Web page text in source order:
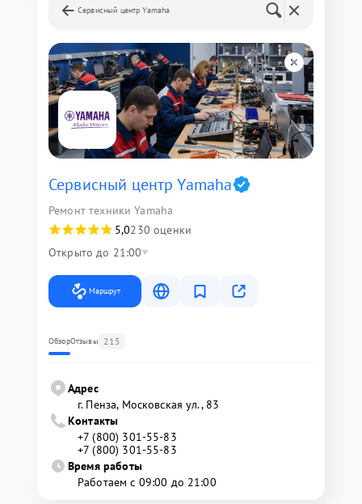
Сервисный центр Yamaha
Сервисный центр Yamaha
Ремонт техники Yamaha
5,0230 оценки
Открыто до 21:00
Маршрут
ОбзорОтзывы 215
Адрес
г. Пенза, Московская ул., 83
Контакты
+7 (800) 301-55-83
+7 (800) 301-55-83
Время работы
Работаем с 09:00 до 21:00